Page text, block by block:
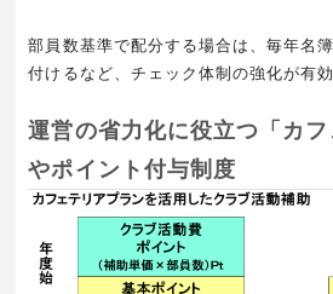
部員数基準で配分する場合は、毎年名
付けるなど、チェック体制の強化が有効
運営の省力化に役立つ「カフ
やポイント付与制度